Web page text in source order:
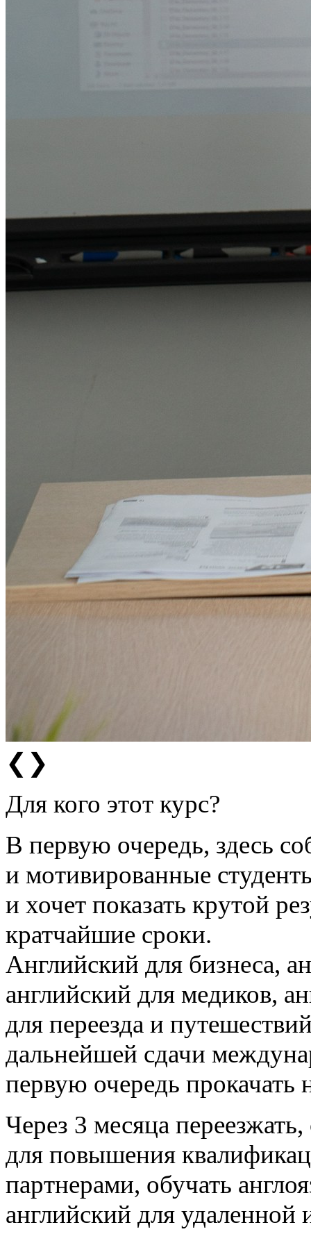
❮ ❯
Для кого этот курс?
В первую очередь, здесь
и мотивированные
и хочет показать крутой
кратчайшие сроки.
Английский для бизнеса,
английский для медиков,
для переезда и
дальнейшей сдачи
первую очередь
Через 3 месяца
для повышения
партнерами, обучать
английский для